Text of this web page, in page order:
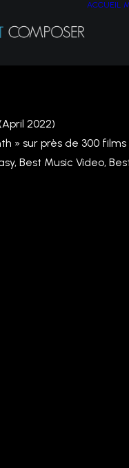
ACCUEIL
2022)
» sur près de 300
Best Music Video,